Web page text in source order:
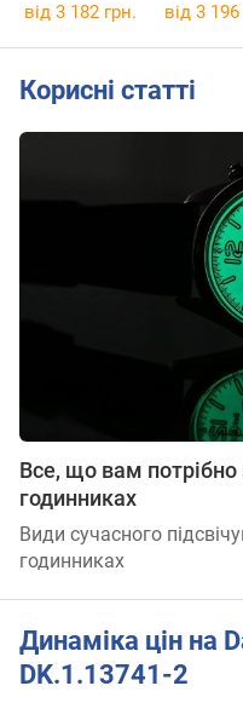
від 3 182 грн. від 3
Корисні статті
Все, що вам потрібно
годинниках
Види сучасного
годинниках
Динаміка цін на
DK.1.13741-2